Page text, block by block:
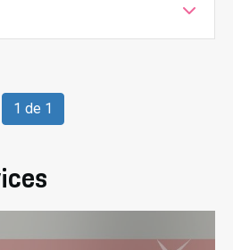
1 de 1